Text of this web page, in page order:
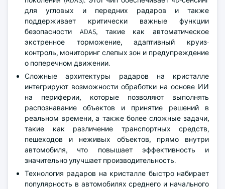
для угловых и передних радаров и также
поддерживает критически важные функции
безопасности ADAS, такие как автоматическое
экстренное торможение, адаптивный круиз-
контроль, мониторинг слепых зон и предупреждение
о поперечном движении.
Сложные архитектуры радаров на кристалле
интегрируют возможности обработки на основе ИИ
на периферии, которые позволяют выполнять
распознавание объектов и принятие решений в
реальном времени, а также более сложные задачи,
такие как различение транспортных средств,
пешеходов и неживых объектов, прямо внутри
автомобиля, что повышает эффективность и
значительно улучшает производительность.
Технология радаров на кристалле быстро набирает
популярность в автомобилях среднего и начального